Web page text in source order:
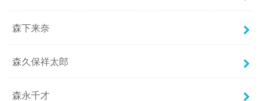
森下来奈
森久保祥太郎
森永千才